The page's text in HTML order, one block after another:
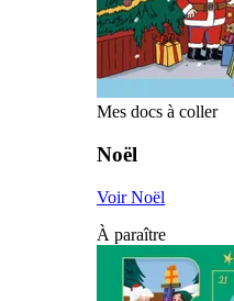
Mes docs à coller
Noël
Voir Noël
À paraître